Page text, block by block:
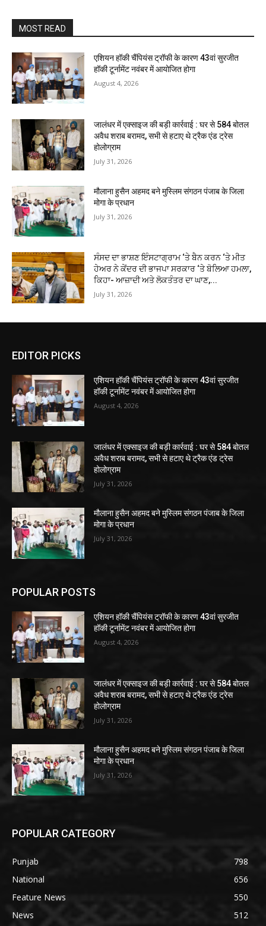
MOST READ
एशियन हॉकी चैंपियंस ट्रॉफी के कारण 43वां सुरजीत
हॉकी टूर्नामेंट नवंबर में आयोजित होगा
August 4, 2026
जालंधर में एक्साइज की बड़ी कार्रवाई : घर से 584 बोतल
अवैध शराब बरामद, सभी से हटाए थे ट्रैक एंड ट्रेस
होलोग्राम
July 31, 2026
मौलाना हुसैन अहमद बने मुस्लिम संगठन पंजाब के जिला
मोगा के प्रधान
July 31, 2026
ਸੰਸਦ ਦਾ ਭਾਸ਼ਣ ਇੰਸਟਾਗ੍ਰਾਮ ‘ਤੇ ਬੈਨ ਕਰਨ ‘ਤੇ ਮੀਤ
ਹੇਅਰ ਨੇ ਕੇਂਦਰ ਦੀ ਭਾਜਪਾ ਸਰਕਾਰ ‘ਤੇ ਬੋਲਿਆ ਹਮਲਾ,
ਕਿਹਾ- ਆਜ਼ਾਦੀ ਅਤੇ ਲੋਕਤੰਤਰ ਦਾ ਘਾਣ,...
July 31, 2026
EDITOR PICKS
एशियन हॉकी चैंपियंस ट्रॉफी के कारण 43वां सुरजीत
हॉकी टूर्नामेंट नवंबर में आयोजित होगा
August 4, 2026
जालंधर में एक्साइज की बड़ी कार्रवाई : घर से 584 बोतल
अवैध शराब बरामद, सभी से हटाए थे ट्रैक एंड ट्रेस
होलोग्राम
July 31, 2026
मौलाना हुसैन अहमद बने मुस्लिम संगठन पंजाब के जिला
मोगा के प्रधान
July 31, 2026
POPULAR POSTS
एशियन हॉकी चैंपियंस ट्रॉफी के कारण 43वां सुरजीत
हॉकी टूर्नामेंट नवंबर में आयोजित होगा
August 4, 2026
जालंधर में एक्साइज की बड़ी कार्रवाई : घर से 584 बोतल
अवैध शराब बरामद, सभी से हटाए थे ट्रैक एंड ट्रेस
होलोग्राम
July 31, 2026
मौलाना हुसैन अहमद बने मुस्लिम संगठन पंजाब के जिला
मोगा के प्रधान
July 31, 2026
POPULAR CATEGORY
Punjab
798
National
656
Feature News
550
News
512